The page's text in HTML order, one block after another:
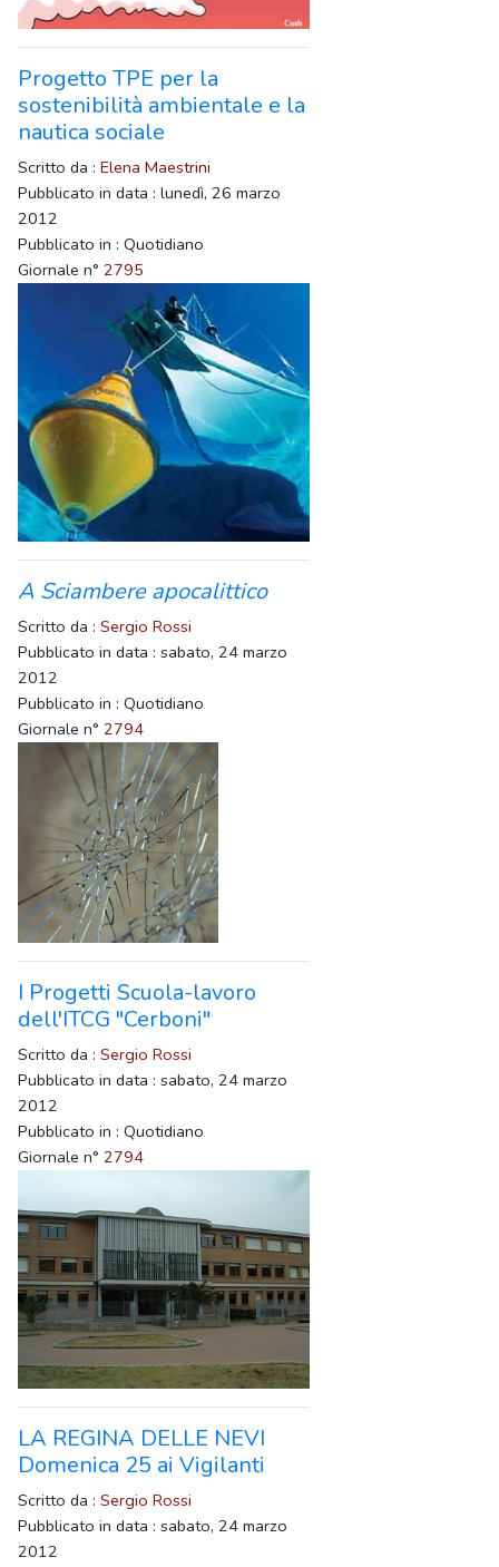
Progetto TPE per la
sostenibilità ambientale e la
nautica sociale
Scritto da : Elena Maestrini
Pubblicato in data : lunedì, 26 marzo
2012
Pubblicato in : Quotidiano
Giornale n° 2795
A Sciambere apocalittico
Scritto da : Sergio Rossi
Pubblicato in data : sabato, 24 marzo
2012
Pubblicato in : Quotidiano
Giornale n° 2794
I Progetti Scuola-lavoro
dell'ITCG "Cerboni"
Scritto da : Sergio Rossi
Pubblicato in data : sabato, 24 marzo
2012
Pubblicato in : Quotidiano
Giornale n° 2794
LA REGINA DELLE NEVI
Domenica 25 ai Vigilanti
Scritto da : Sergio Rossi
Pubblicato in data : sabato, 24 marzo
2012